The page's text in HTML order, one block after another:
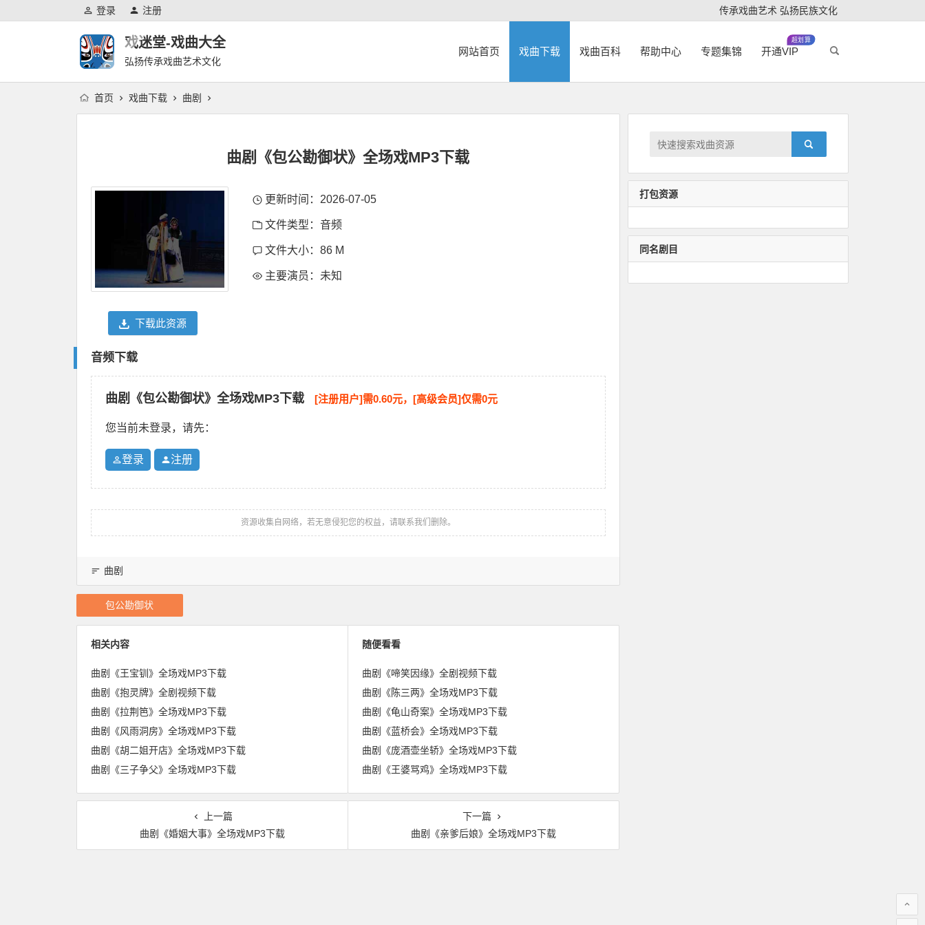
登录 注册 传承戏曲艺术 弘扬民族文化
戏迷堂-戏曲大全
弘扬传承戏曲艺术文化
网站首页 戏曲下载 戏曲百科 帮助中心 专题集锦 开通VIP
超划算
首页 戏曲下载 曲剧
曲剧《包公勘御状》全场戏MP3下载
更新时间：2026-07-05
文件类型：音频
文件大小：86 M
主要演员：未知
下载此资源
音频下载
曲剧《包公勘御状》全场戏MP3下载 [注册用户]需0.60元，[高级会员]仅需0元
您当前未登录，请先：
登录 注册
资源收集自网络，若无意侵犯您的权益，请联系我们删除。
曲剧
包公勘御状
相关内容
曲剧《王宝钏》全场戏MP3下载
曲剧《抱灵牌》全剧视频下载
曲剧《拉荆笆》全场戏MP3下载
曲剧《风雨洞房》全场戏MP3下载
曲剧《胡二姐开店》全场戏MP3下载
曲剧《三子争父》全场戏MP3下载
随便看看
曲剧《啼笑因缘》全剧视频下载
曲剧《陈三两》全场戏MP3下载
曲剧《龟山奇案》全场戏MP3下载
曲剧《蓝桥会》全场戏MP3下载
曲剧《庞酒壶坐轿》全场戏MP3下载
曲剧《王婆骂鸡》全场戏MP3下载
上一篇
曲剧《婚姻大事》全场戏MP3下载
下一篇
曲剧《亲爹后娘》全场戏MP3下载
打包资源
同名剧目